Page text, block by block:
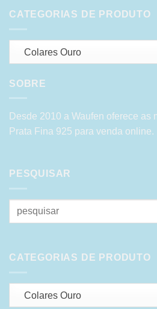
CATEGORIAS DE PRODUTO
Colares Ouro
SOBRE
Desde 2010 a Waufen oferece as
Prata Fina 925 para venda online.
PESQUISAR
Pesquisar
por:
CATEGORIAS DE PRODUTO
Colares Ouro